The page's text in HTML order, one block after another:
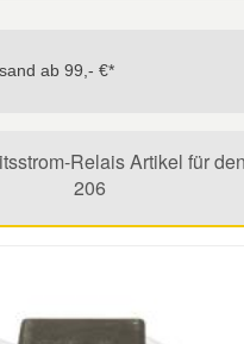
ab 99,- €*
Relais Artikel für
206